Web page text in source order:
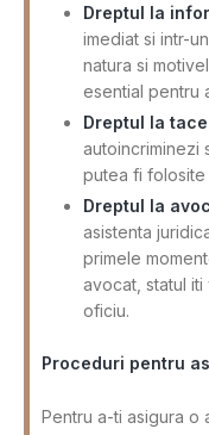
Dreptul la
imediat si intr-
natura si
esential pentru
Dreptul la
autoincriminezi
putea fi folosite
Dreptul la
asistenta
primele
avocat, statul
oficiu.
Proceduri pentru
Pentru a-ti asigura o